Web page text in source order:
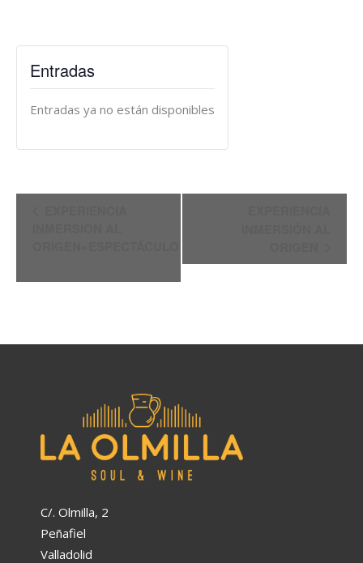
Entradas
Entradas ya no están disponibles
C/. Olmilla, 2
Peñafiel
Valladolid